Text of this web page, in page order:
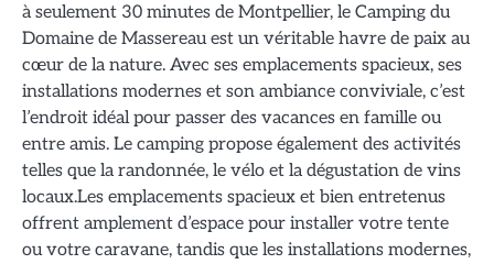
à seulement 30 minutes de Montpellier, le Camping du
Domaine de Massereau est un véritable havre de paix au
cœur de la nature. Avec ses emplacements spacieux, ses
installations modernes et son ambiance conviviale, c’est
l’endroit idéal pour passer des vacances en famille ou
entre amis. Le camping propose également des activités
telles que la randonnée, le vélo et la dégustation de vins
locaux.Les emplacements spacieux et bien entretenus
offrent amplement d’espace pour installer votre tente
ou votre caravane, tandis que les installations modernes,